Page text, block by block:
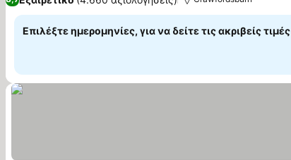
Επιλέξτε ημερομηνίες, για να δείτε τις ακριβείς τιμές